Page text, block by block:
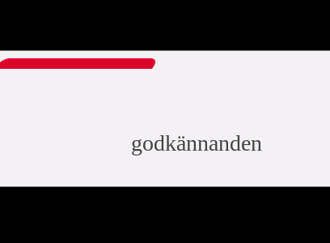
godkännanden